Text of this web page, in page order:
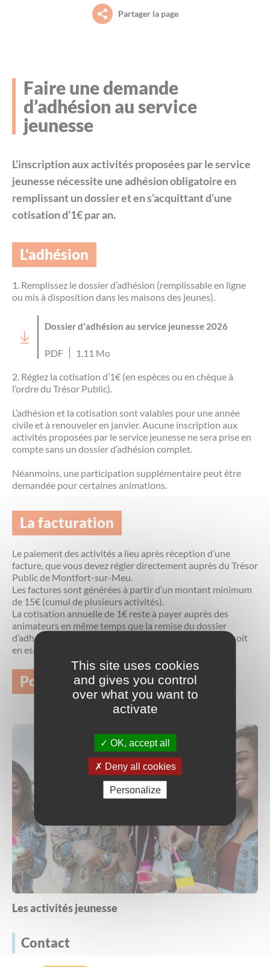
Petite enfance (0-3 ans)
Habitat / Urbanisme
Environnement
Payer en ligne
Aide aux démarches à France Services
Déplacements
Habitat
Économie
Emploi et formation professionnelle
Environnement
Numérique
Annuaire de contacts
La piscine intercommunale Acorus
L’agenda des sorties et découvertes sur le
territoire (Spectacles, animations, visites
guidées…)
Le projet de territoire
Le conseil communautaire
Les compétences
Les grands projets
Les marchés publics
Le budget
communes
Nos publications
Partager la page
Faire une demande
d’adhésion au service
jeunesse
L’inscription aux activités proposées par le service
jeunesse nécessite une adhésion obligatoire en
remplissant un dossier et en s’acquittant d’une
cotisation d’1€ par an.
L'adhésion
1. Remplissez le dossier d’adhésion (remplissable en ligne
ou mis à disposition dans les maisons des jeunes).
Dossier d'adhésion au service jeunesse 2026
PDF 1.11 Mo
2. Réglez la cotisation d’1€ (en espèces ou en chèque à
l’ordre du Trésor Public).
L’adhésion et la cotisation sont valables pour une année
civile et à renouveler en janvier. Aucune inscription aux
activités proposées par le service jeunesse ne sera prise en
compte sans un dossier d’adhésion complet.
Néanmoins, une participation supplémentaire peut être
demandée pour certaines animations.
La facturation
Le paiement des activités a lieu après réception d’une
facture, que vous devez régler directement auprès du Trésor
Public de Montfort-sur-Meu.
Les factures sont générées à partir d’un montant minimum
de 15€ (cumul de plusieurs activités).
La cotisation annuelle de 1€ reste à payer auprès des
animateurs en même temps que la remise du dossier
d’adhésion (soit par chèque à l’ordre du Trésor Public, soit
en espèces).
Pour aller plus loin
Les activités jeunesse
Contact
This site uses cookies
and gives you control
over what you want to
activate
OK, accept all
Deny all cookies
Personalize